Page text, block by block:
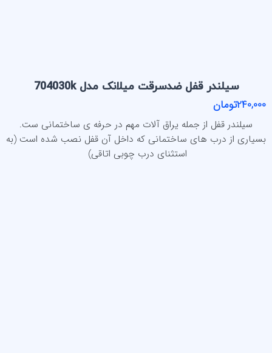
سیلندر قفل ضدسرقت میلانک مدل 704030k
240,000تومان
سیلندر قفل از جمله یراق آلات مهم در حرفه ی ساختمانی ست.
بسیاری از درب های ساختمانی که داخل آن قفل نصب شده است (به
استثنای درب چوبی اتاقی)